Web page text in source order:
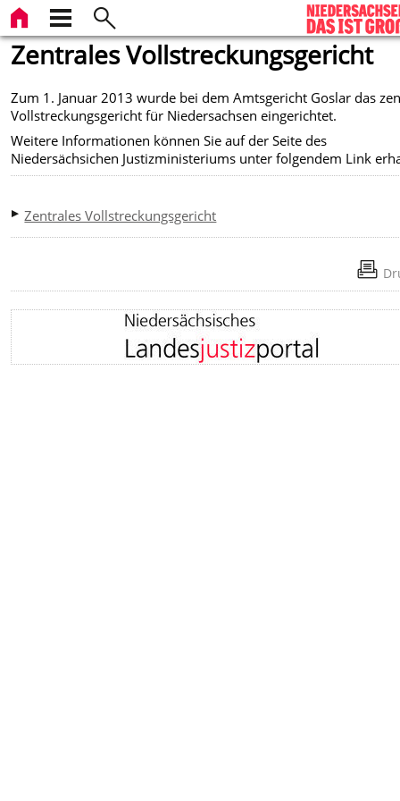
Zentrales Vollstreckungsgericht
Zum 1. Januar 2013 wurde bei dem Amtsgericht Goslar das
Vollstreckungsgericht für Niedersachsen eingerichtet.
Weitere Informationen können Sie auf der Seite des
Niedersächsichen Justizministeriums unter folgendem Link
Zentrales Vollstreckungsgericht